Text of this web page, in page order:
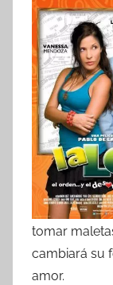
tomar
cambiará su
amor.